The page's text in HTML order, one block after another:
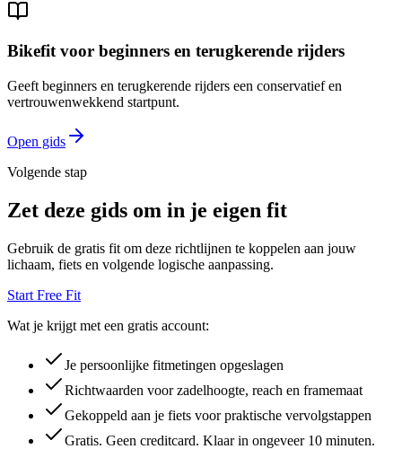
Bikefit voor beginners en terugkerende rijders
Geeft beginners en terugkerende rijders een conservatief en
vertrouwenwekkend startpunt.
Open gids
Volgende stap
Zet deze gids om in je eigen fit
Gebruik de gratis fit om deze richtlijnen te koppelen aan jouw
lichaam, fiets en volgende logische aanpassing.
Start Free Fit
Wat je krijgt met een gratis account:
Je persoonlijke fitmetingen opgeslagen
Richtwaarden voor zadelhoogte, reach en framemaat
Gekoppeld aan je fiets voor praktische vervolgstappen
Gratis. Geen creditcard. Klaar in ongeveer 10 minuten.